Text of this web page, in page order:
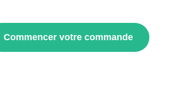
Commencer votre commande